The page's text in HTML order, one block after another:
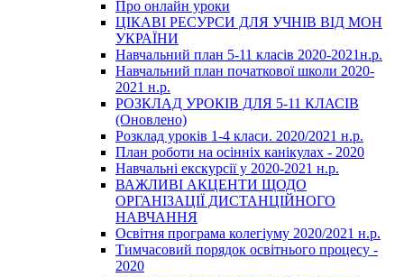
Про онлайн уроки
ЦІКАВІ РЕСУРСИ ДЛЯ УЧНІВ ВІД МОН
УКРАЇНИ
Навчальний план 5-11 класів 2020-2021н.р.
Навчальний план початкової школи 2020-
2021 н.р.
РОЗКЛАД УРОКІВ ДЛЯ 5-11 КЛАСІВ
(Оновлено)
Розклад уроків 1-4 класи. 2020/2021 н.р.
План роботи на осінніх канікулах - 2020
Навчальні екскурсії у 2020-2021 н.р.
ВАЖЛИВІ АКЦЕНТИ ЩОДО
ОРГАНІЗАЦІЇ ДИСТАНЦІЙНОГО
НАВЧАННЯ
Освітня програма колегіуму 2020/2021 н.р.
Тимчасовий порядок освітнього процесу -
2020